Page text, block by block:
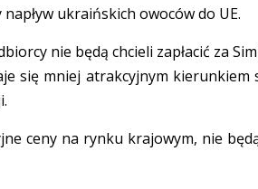
ukraińskich owoców do UE.
nie będą chcieli zapłacić za
się mniej atrakcyjnym kierunkiem
ceny na rynku krajowym, nie